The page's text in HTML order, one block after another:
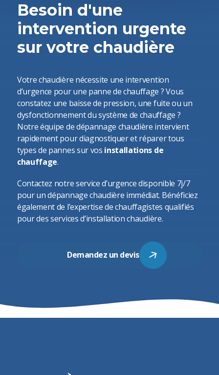
Besoin d'une
intervention urgente
sur votre chaudière
Votre chaudière nécessite une intervention
d’urgence pour une panne de chauffage ? Vous
constatez une baisse de pression, une fuite ou un
dysfonctionnement du système de chauffage ?
Notre équipe de dépannage chaudière intervient
rapidement pour diagnostiquer et réparer tous
types de pannes sur vos installations de
chauffage.
Contactez notre service d’urgence disponible 7j/7
pour un dépannage chaudière immédiat. Bénéficiez
également de l’expertise de chauffagistes qualifiés
pour des services d’installation chaudière.
Demandez un devis